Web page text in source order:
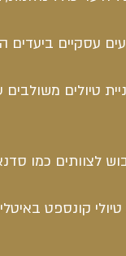
טיולים
טיולי קונספט